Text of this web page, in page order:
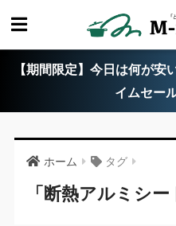
【期間限定】今日は何が
イムセー
ホーム タグ
「断熱アルミシ